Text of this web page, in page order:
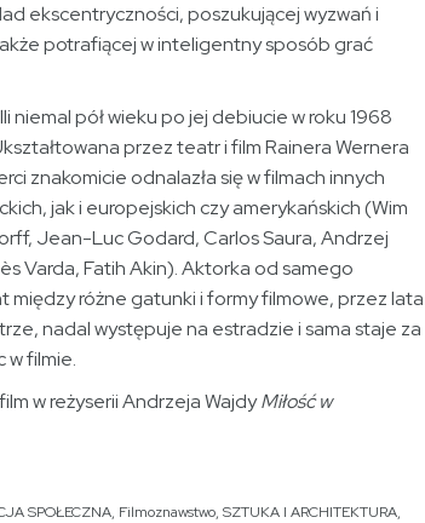
ekscentryczności, poszukującej wyzwań i
potrafiącej w inteligentny sposób grać
niemal pół wieku po jej debiucie w roku 1968
przez teatr i film Rainera Wernera
znakomicie odnalazła się w filmach innych
jak i europejskich czy amerykańskich (Wim
Jean-Luc Godard, Carlos Saura, Andrzej
Varda, Fatih Akin). Aktorka od samego
między różne gatunki i formy filmowe, przez lata
nadal występuje na estradzie i sama staje za
w filmie.
w reżyserii Andrzeja WajdyMiłość w
SPOŁECZNA, Filmoznawstwo, SZTUKA I ARCHITEKTURA,